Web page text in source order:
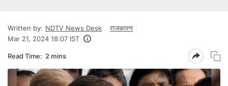
Written by: NDTV News Desk
राजकारण
Mar 21, 2024 18:07 IST
Read Time: 2 mins